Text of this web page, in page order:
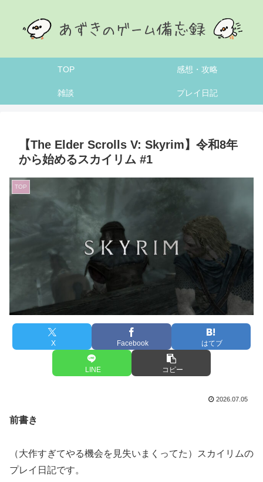
TOP 感想・攻略
雑談 プレイ日記
【The Elder Scrolls V: Skyrim】令和8年
から始めるスカイリム #1
TOP
X Facebook はてブ
LINE コピー
2026.07.05
前書き
（大作すぎてやる機会を見失いまくってた）スカイリムの
プレイ日記です。